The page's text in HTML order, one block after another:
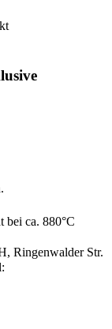
bei ca. 880°C
Ringenwalder Str.